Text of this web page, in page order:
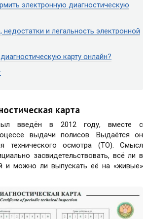
электронную диагностическую
и легальность электронной
карту онлайн?
карта
введён в 2012 году, вместе с
выдачи полисов. Выдаётся он
технического осмотра (ТО). Смысл
засвидетельствовать, всё ли в
и можно ли выпускать её на «живые»